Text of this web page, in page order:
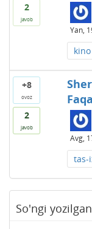
2
javob
Yan,
kino
+8
ovoz
2
javob
Avg,
tas-
So'ngi